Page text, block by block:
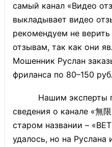
самый канал «Видео
выкладывает видео
рекомендуем не
отзывам, так как они
Мошенник Руслан
фриланса по 80–150
Нашим эксперты
сведения о канале «無
старом названии –
удалось, но на Руслана